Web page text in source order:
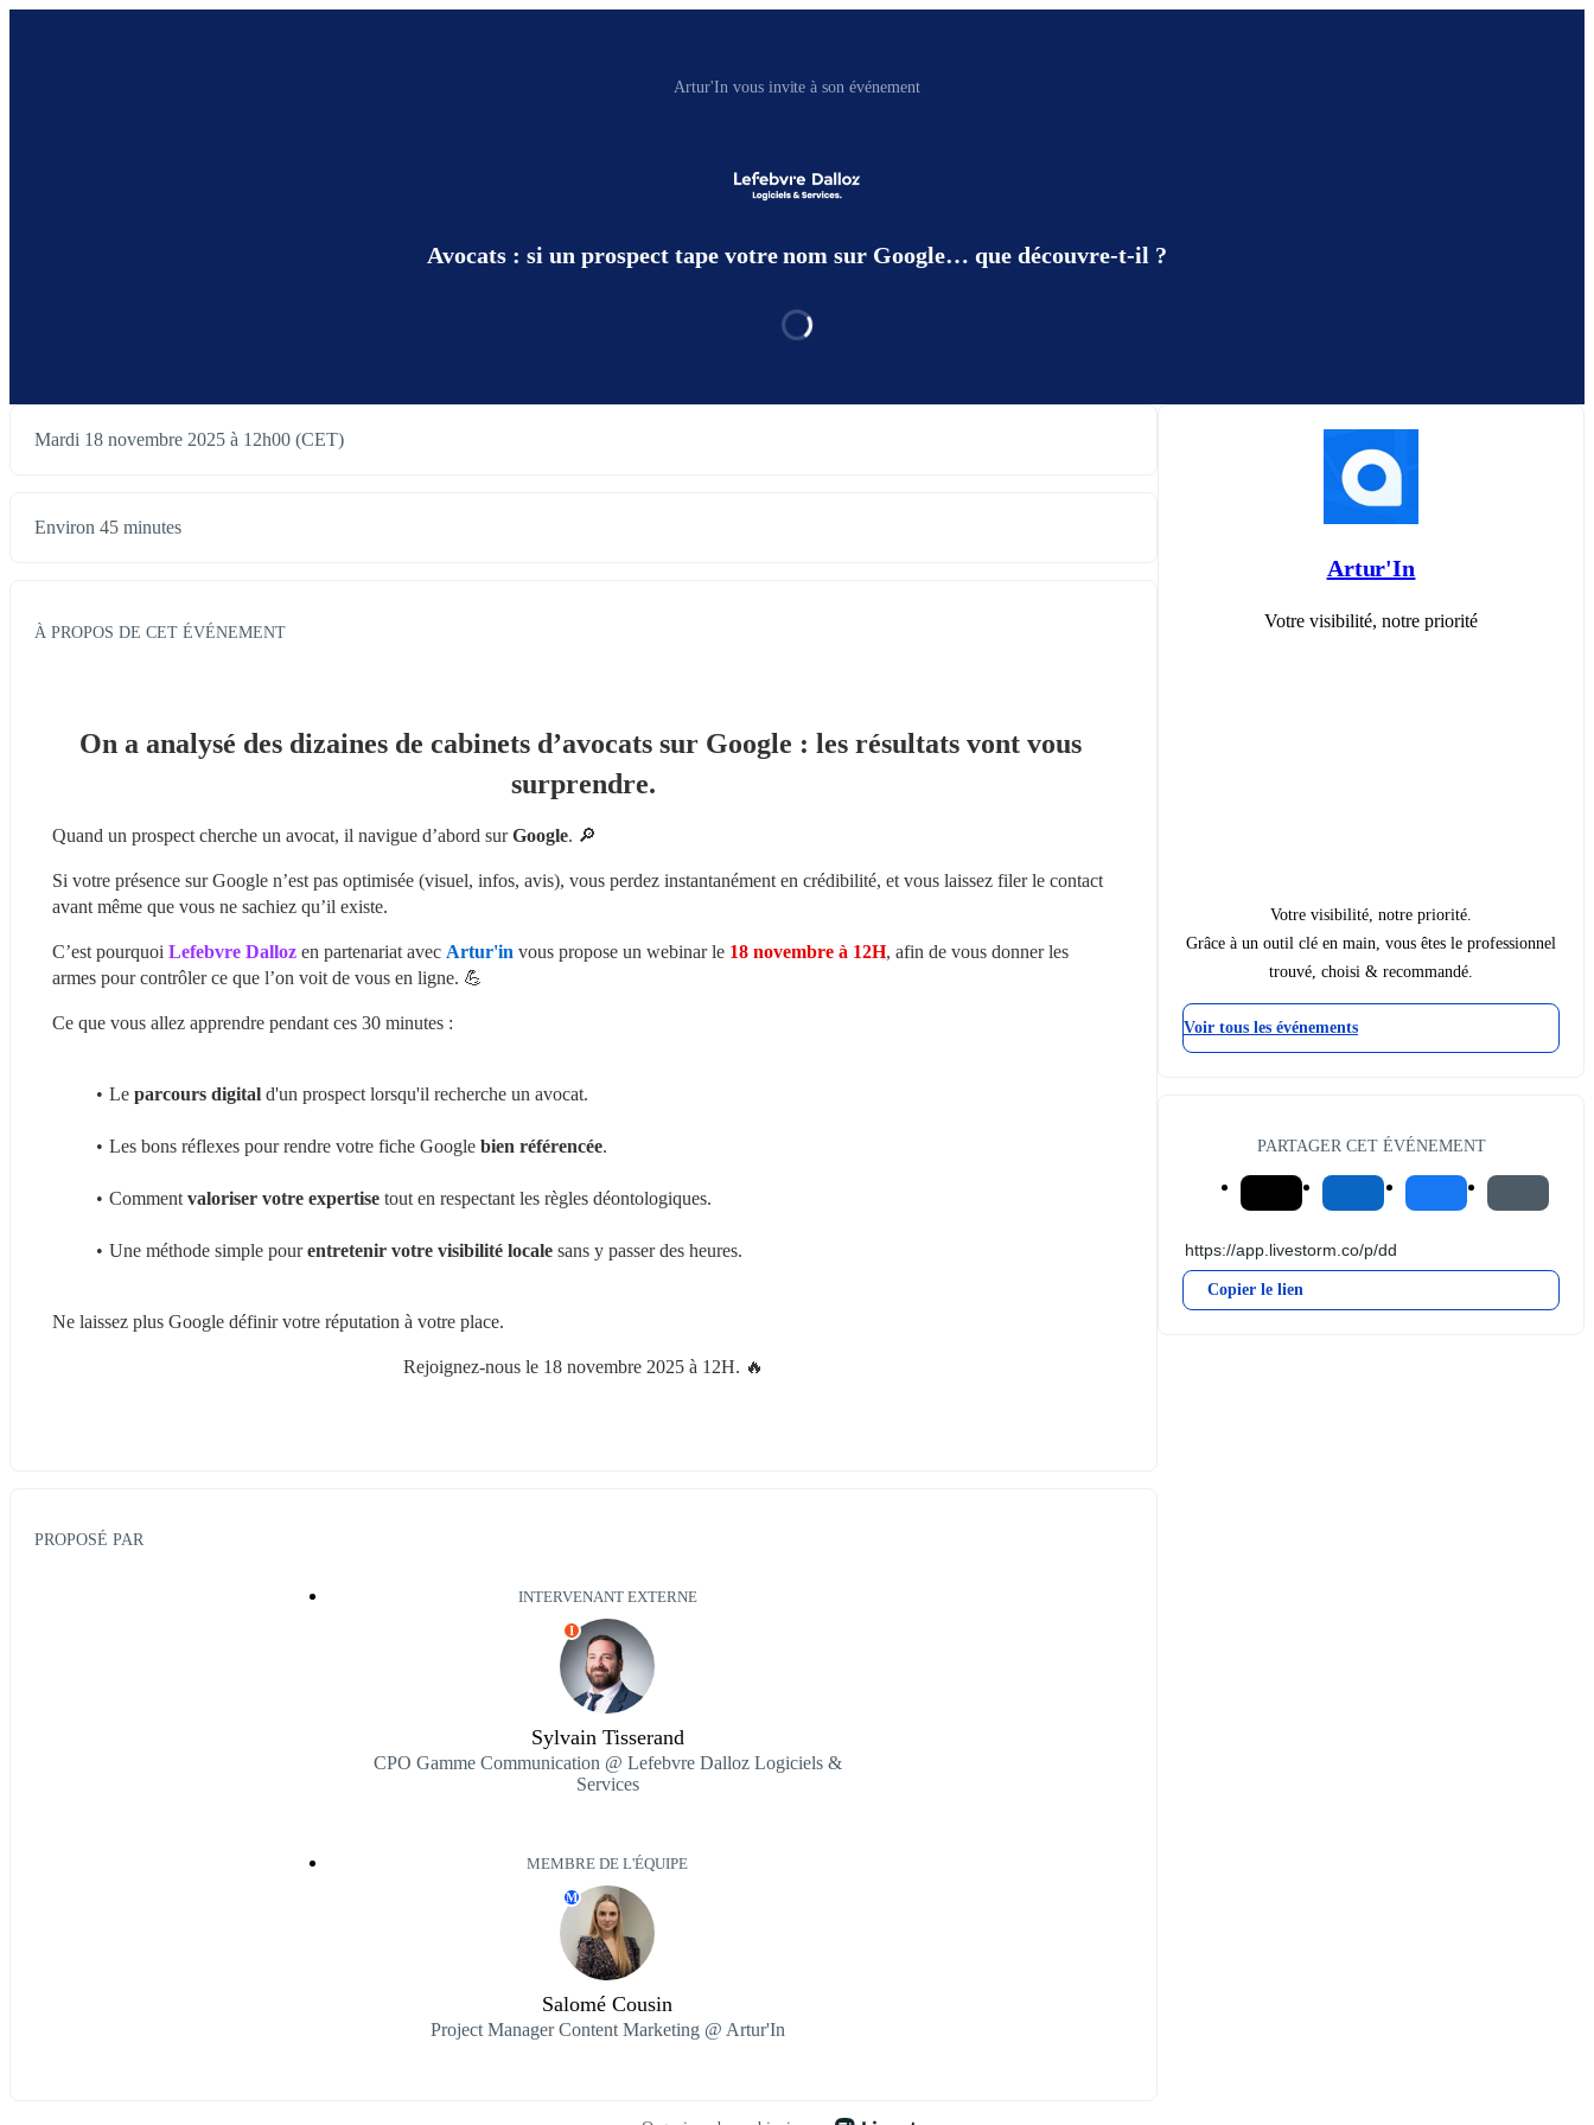
Artur'In vous invite à son événement
Avocats : si un prospect tape votre nom sur Google… que découvre-t-il ?
Mardi 18 novembre 2025 à 12h00 (CET)
Environ 45 minutes
À PROPOS DE CET ÉVÉNEMENT
On a analysé des dizaines de cabinets d’avocats sur Google : les résultats vont vous
surprendre.
Quand un prospect cherche un avocat, il navigue d’abord sur Google. 🔎
Si votre présence sur Google n’est pas optimisée (visuel, infos, avis), vous perdez instantanément en crédibilité, et vous laissez filer le contact
avant même que vous ne sachiez qu’il existe.
C’est pourquoi Lefebvre Dalloz en partenariat avec Artur'in vous propose un webinar le 18 novembre à 12H, afin de vous donner les
armes pour contrôler ce que l’on voit de vous en ligne. 💪
Ce que vous allez apprendre pendant ces 30 minutes :
Le parcours digital d'un prospect lorsqu'il recherche un avocat.
Les bons réflexes pour rendre votre fiche Google bien référencée.
Comment valoriser votre expertise tout en respectant les règles déontologiques.
Une méthode simple pour entretenir votre visibilité locale sans y passer des heures.
Ne laissez plus Google définir votre réputation à votre place.
Rejoignez-nous le 18 novembre 2025 à 12H. 🔥
PROPOSÉ PAR
INTERVENANT EXTERNE
I
Sylvain Tisserand
CPO Gamme Communication @ Lefebvre Dalloz Logiciels &
Services
MEMBRE DE L'ÉQUIPE
M
Salomé Cousin
Project Manager Content Marketing @ Artur'In
Artur'In
Votre visibilité, notre priorité
Votre visibilité, notre priorité.
Grâce à un outil clé en main, vous êtes le professionnel
trouvé, choisi & recommandé.
Voir tous les événements
PARTAGER CET ÉVÉNEMENT
Copier le lien